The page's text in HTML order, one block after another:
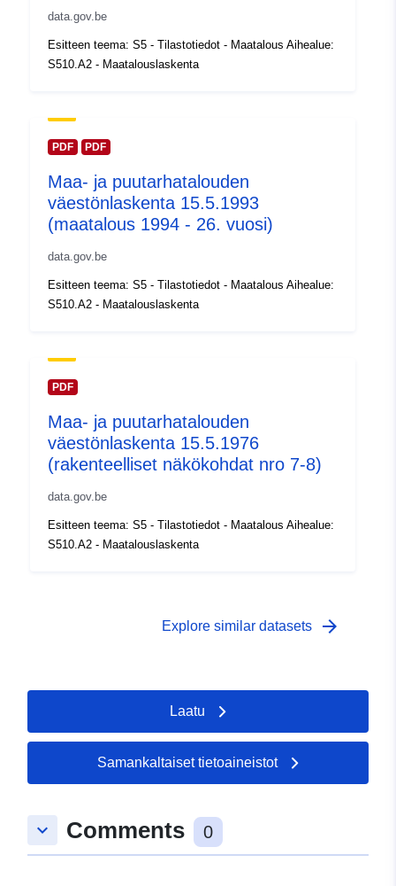
koskeva rekisteri:
Tyyppi: Polygon
Tunnisteet:
uriRef:
http://data.europa.eu/88u/dataset/
id
Ajallinen
-
31 December 1994
data.gov.be
Esitteen teema: S5 - Tilastotiedot - Maatalous Aihealue:
S510.A2 - Maatalouslaskenta
PDF PDF
Maa- ja puutarhatalouden
väestönlaskenta 15.5.1993
(maatalous 1994 - 26. vuosi)
data.gov.be
Esitteen teema: S5 - Tilastotiedot - Maatalous Aihealue:
S510.A2 - Maatalouslaskenta
PDF
Maa- ja puutarhatalouden
väestönlaskenta 15.5.1976
(rakenteelliset näkökohdat nro 7-8)
data.gov.be
Esitteen teema: S5 - Tilastotiedot - Maatalous Aihealue:
S510.A2 - Maatalouslaskenta
Explore similar datasets arrow_forward
Laatu
Samankaltaiset tietoaineistot
keyboard_arrow_down Comments 0